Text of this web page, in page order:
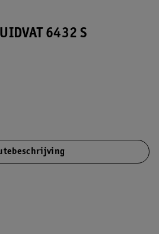
6432 S